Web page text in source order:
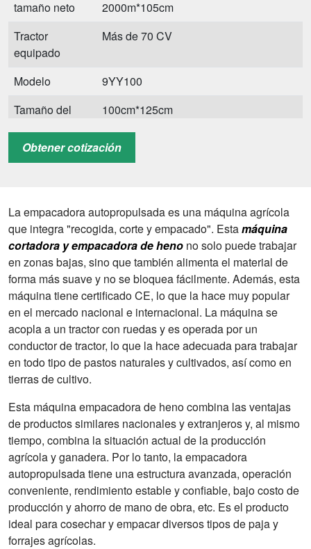
tamaño neto
2000m*105cm
Tractor
equipado
Más de 70 CV
Modelo
9YY100
Tamaño del
100cm*125cm
Ancho
1,8 m
Tractor
equipado
Más de 90 CV
Obtener cotización
La empacadora autopropulsada es una máquina agrícola
que integra "recogida, corte y empacado". Estamáquina
cortadora y empacadora de heno no solo puede trabajar
en zonas bajas, sino que también alimenta el material de
forma más suave y no se bloquea fácilmente. Además, esta
máquina tiene certificado CE, lo que la hace muy popular
en el mercado nacional e internacional. La máquina se
acopla a un tractor con ruedas y es operada por un
conductor de tractor, lo que la hace adecuada para trabajar
en todo tipo de pastos naturales y cultivados, así como en
tierras de cultivo.
Esta máquina empacadora de heno combina las ventajas
de productos similares nacionales y extranjeros y, al mismo
tiempo, combina la situación actual de la producción
agrícola y ganadera. Por lo tanto, la empacadora
autopropulsada tiene una estructura avanzada, operación
conveniente, rendimiento estable y confiable, bajo costo de
producción y ahorro de mano de obra, etc. Es el producto
ideal para cosechar y empacar diversos tipos de paja y
forrajes agrícolas.